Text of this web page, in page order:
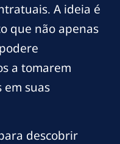
A ideia é
que não apenas
a tomarem
em suas
descobrir